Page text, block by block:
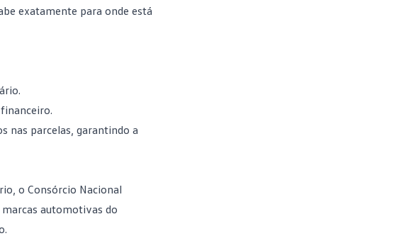
exatamente para onde está
nas parcelas, garantindo a
o Consórcio Nacional
automotivas do